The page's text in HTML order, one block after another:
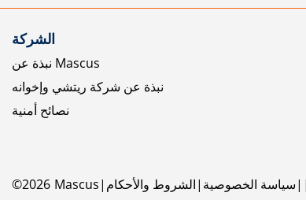
الشركة
نبذة عن Mascus
نبذة عن شركة ريتشي وإخوانه
نصائح أمنية
©2026 Mascus الشروط والأحكام سياسة الخصوصية